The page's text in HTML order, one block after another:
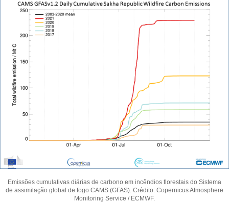
Emissões cumulativas diárias de carbono em incêndios florestais do Sistema
de assimilação global de fogo CAMS (GFAS). Crédito: Copernicus Atmosphere
Monitoring Service / ECMWF.